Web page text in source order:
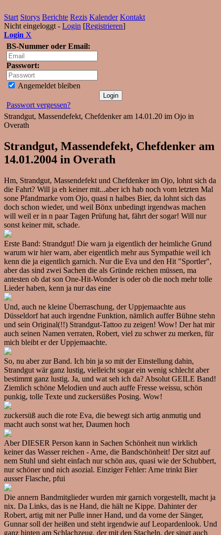
Start Storys Berichte Rezis Kalender Kontakt
Nicht eingeloggt - Login [Registrieren]
Login X
BS-Nummer oder Email:
Passwort:
Angemeldet bleiben
Passwort vergessen?
Strandgut, Massendefekt, Chefdenker am 14.01.20 im Ojo in
Overath
Strandgut, Massendefekt, Chefdenker am
14.01.2004 in Overath
Hm, Strandgut, Massendefekt und Chefdenker im Ojo, lohnt sich da
die Fahrt? Will ja eh keiner mit...aber ich hab noch vom letzten Mal
sone Pfandmarke vom Ojo, quasi n halbes Bier, da lohnt sich das
doch schon wieder, und weil Bönx unbedingt irgendwas machen
will weil er in n paar Tagen Prüfung hat, fährt der sogar! Will nur
sonst keiner mit, schade.
Erste Band: Strandgut! Die warn ja eigentlich der heimliche Grund
warum wir hier warn, aber eigentlich mehr aus Sympathie weil ich
kenn die ja eigentlich garnich. Nur die Eva und den Hit "Sportler",
aber das sind zwei Sachen die als Gründe reichen müssen, ma
antesten ob dat son One-Hit-Wonder is oder ob die noch mehr tolle
Lieder haben, kenn ja nur das eine
Und, auch ne kleine Überraschung, der Uppjemaachte aus
Düsseldorf hat auch irgendne Funktion, nämlich auffer Bühne stehn
und sein Original(!!) Strandgut-Tattoo zu zeigen! Wow! Der hat mir
auch seinen Namen verraten, Robert, viel zu schwer zu merken, für
mich bleibt er der Uppjemaachte.
So, nu aber zur Band. Ich bin ja so mit der Einstellung dahin,
Strandgut wär ganz lustig, vielleicht sogar ein wenig schlecht aber
bestimmt ganz lustig. Ja, und wat seh ich da? Absolut GEILE Band!
Ziemlich schöne Melodien und auch auffe Fresse weissu, schön
punkig, tolle Texte und zuckersüßes Posing. Wow!
zuckersüß auch die rote Eva, die bewegt sich artig anmutig und
macht auch sonst wat her, Daumen hoch
Aber DIESER Person kann in Sachen Schönheit nun wirklich
keiner das Wasser reichen - Arne, die Bandschönheit! Der sitzt auf
nem Stuhl und sieht einfach nur schön aus, quasi wie der Schubbert,
nur schöner und nich asozial. Einziger Fehler: Arne trinkt Bier
ausser Flasche, pfui
Die annern Bandmitglieder wurden mir garnich vorgestellt, macht ja
nix. Da Links, das is ne Hand, die hält ne Kippe. Dahinter der
Robert, artig mit ner Pulle inner Hand, und da vorne der Sänger,
Gunnar soll der heißen und steht irgendwie auf Leopardenlook. Und
ganz hinten am Schlachzeug, der mit den Stacheln, der singt auch